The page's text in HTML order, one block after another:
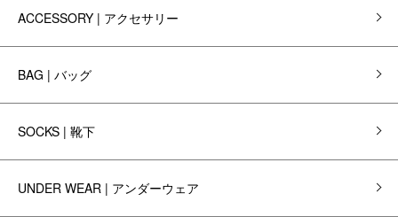
ACCESSORY | アクセサリー
BAG | バッグ
SOCKS | 靴下
UNDER WEAR | アンダーウェア